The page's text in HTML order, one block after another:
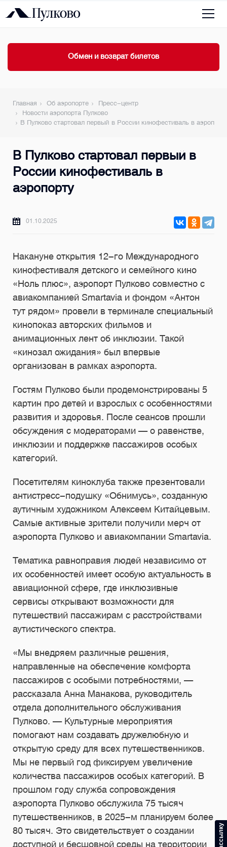
Обмен и возврат билетов
Главная Об аэропорте
Пресс-центр
Новости аэропорта Пулково
В Пулково стартовал первый в России кинофестиваль в
В Пулково стартовал первый в
России кинофестиваль в
аэропорту
01.10.2025
Накануне открытия 12-го Международного
кинофестиваля детского и семейного кино
«‎Ноль плюс»‎, аэропорт Пулково совместно с
авиакомпанией Smartavia и фондом «Антон
тут рядом» провели в терминале специальный
кинопоказ авторских фильмов и
анимационных лент об инклюзии. Такой
«кинозал ожидания» был впервые
организован в рамках аэропорта.
Гостям Пулково были продемонстрированы 5
картин про детей и взрослых с особенностями
развития и здоровья. После сеансов прошли
обсуждения с модераторами — о равенстве,
инклюзии и поддержке пассажиров особых
категорий.
Посетителям киноклуба также презентовали
антистресс-подушку «Обнимусь», созданную
аутичным художником Алексеем Китайцевым.
Самые активные зрители получили мерч от
аэропорта Пулково и авиакомпании Smartavia.
Тематика равноправия людей независимо от
их особенностей имеет особую актуальность в
авиационной сфере, где инклюзивные
сервисы открывают возможности для
путешествий пассажирам с расстройствами
аутистического спектра.
«Мы внедряем различные решения,
направленные на обеспечение комфорта
пассажиров с особыми потребностями, —
рассказала Анна Манакова, руководитель
отдела дополнительного обслуживания
Пулково. — Культурные мероприятия
помогают нам создавать дружелюбную и
открытую среду для всех путешественников.
Мы не первый год фиксируем увеличение
количества пассажиров особых категорий. В
прошлом году служба сопровождения
аэропорта Пулково обслужила 75 тысяч
путешественников, в 2025-м планируем более
80 тысяч. Это свидетельствует о создании
доступной и бесшовной среды на территории